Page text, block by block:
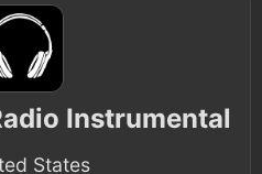
Instrumental
States